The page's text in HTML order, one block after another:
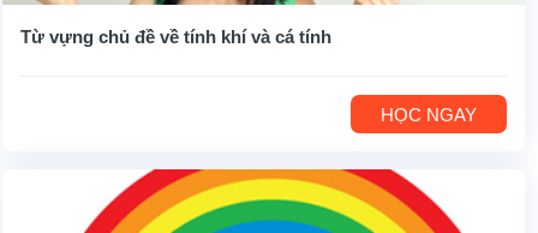
Từ vựng chủ đề về tính khí và cá tính
HỌC NGAY